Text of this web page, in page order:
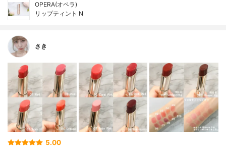
OPERA(オペラ)
リップティント N
さき
5.00